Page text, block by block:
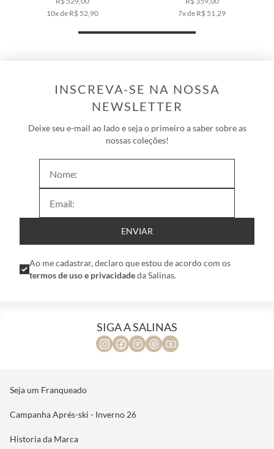
10x de R$ 52,90
7x de R$ 51,29
INSCREVA-SE NA NOSSA
NEWSLETTER
Deixe seu e-mail ao lado e seja o primeiro a saber sobre as
nossas coleções!
ENVIAR
Ao me cadastrar, declaro que estou de acordo com os
termos de uso e privacidadeda Salinas.
SIGA A SALINAS
Seja um Franqueado
Campanha Aprés-ski - Inverno 26
Historia da Marca